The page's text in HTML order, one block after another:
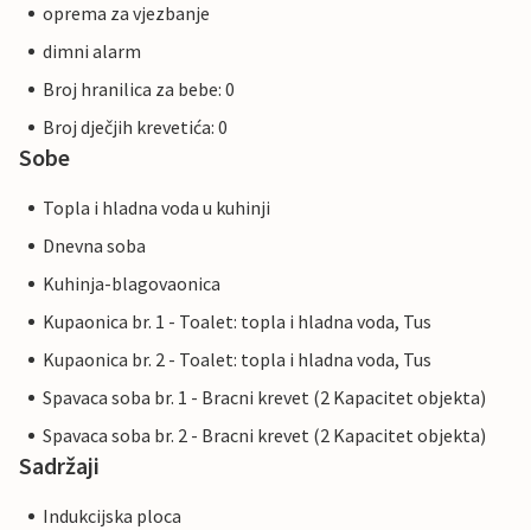
oprema za vjezbanje
dimni alarm
Broj hranilica za bebe: 0
Broj dječjih krevetića: 0
Sobe
Topla i hladna voda u kuhinji
Dnevna soba
Kuhinja-blagovaonica
Kupaonica br. 1 - Toalet: topla i hladna voda, Tus
Kupaonica br. 2 - Toalet: topla i hladna voda, Tus
Spavaca soba br. 1 - Bracni krevet (2 Kapacitet objekta)
Spavaca soba br. 2 - Bracni krevet (2 Kapacitet objekta)
Sadržaji
Indukcijska ploca